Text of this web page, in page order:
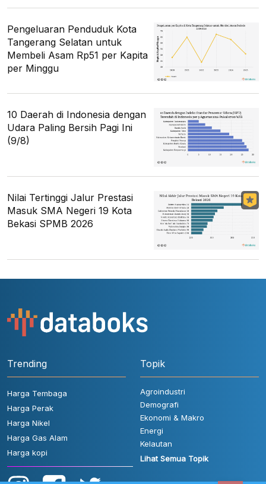
Pengeluaran Penduduk Kota
Tangerang Selatan untuk
Membeli Asam Rp51 per Kapita
per Minggu
10 Daerah di Indonesia dengan
Udara Paling Bersih Pagi Ini
(9/8)
Nilai Tertinggi Jalur Prestasi
Masuk SMA Negeri 19 Kota
Bekasi SPMB 2026
Trending
Harga Tembaga
Harga Perak
Harga Nikel
Harga Gas Alam
Harga kopi
Topik
Agroindustri
Demografi
Ekonomi & Makro
Energi
Kelautan
Lihat Semua Topik